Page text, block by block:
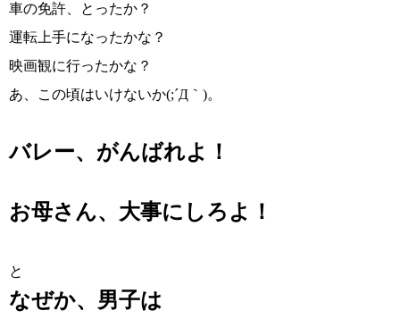
車の免許、とったか？
運転上手になったかな？
映画観に行ったかな？
あ、この頃はいけないか(;´Д｀)。
バレー、がんばれよ！
お母さん、大事にしろよ！
と
なぜか、男子は